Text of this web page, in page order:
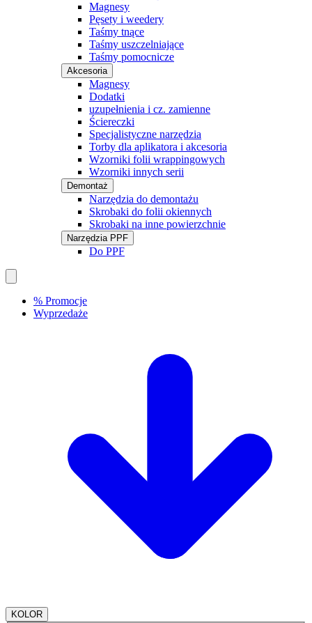
Magnesy
Pęsety i weedery
Taśmy tnące
Taśmy uszczelniające
Taśmy pomocnicze
Akcesoria
Magnesy
Dodatki
uzupełnienia i cz. zamienne
Ściereczki
Specjalistyczne narzędzia
Torby dla aplikatora i akcesoria
Wzorniki folii wrappingowych
Wzorniki innych serii
Demontaż
Narzędzia do demontażu
Skrobaki do folii okiennych
Skrobaki na inne powierzchnie
Narzędzia PPF
Do PPF
% Promocje
Wyprzedaże
KOLOR